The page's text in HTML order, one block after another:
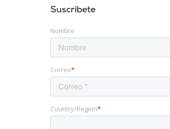
Suscríbete
Nombre
Correo*
Country/Region*